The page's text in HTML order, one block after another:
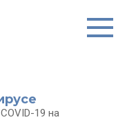
19 на